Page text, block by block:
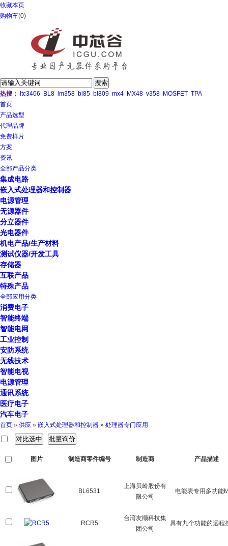
收藏本页
购物车(0)
热搜： ltc3406 BL8 lm358 bl85 bl809 mx4 MX48 v358 MOSFET TPA
首页
产品选型
代理品牌
免费样片
方案
资讯
全部产品分类
集成电路
嵌入式处理器和控制器
电源管理
无源器件
分立器件
光电器件
机电产品/生产材料
测试仪器/开发工具
存储器
互联产品
特殊产品
全部应用分类
消费电子
智能终端
智能电网
工业控制
安防系统
无线技术
智能电视
电源管理
通讯系统
医疗电子
汽车电子
首页 » 供应 » 嵌入式处理器和控制器 » 处理器专门应用
图片 制造商零件编号 制造商 产品描述
BL6531
上海贝岭股份有
限公司
电能表专用多功能
RCR5
台湾友顺科技集
团公司
具有九个功能的远程